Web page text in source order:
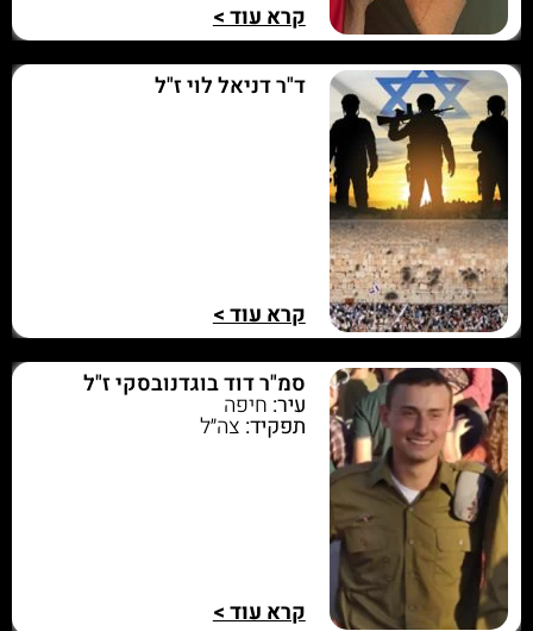
קרא עוד >
ד"ר דניאל לוי ז"ל
קרא עוד >
סמ"ר דוד בוגדנובסקי ז"ל
עיר: חיפה
תפקיד: צה״ל
קרא עוד >